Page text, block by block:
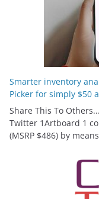
Smarter inventory
Picker for simply $50
Share This To
Twitter 1Artboard 1
(MSRP $486) by